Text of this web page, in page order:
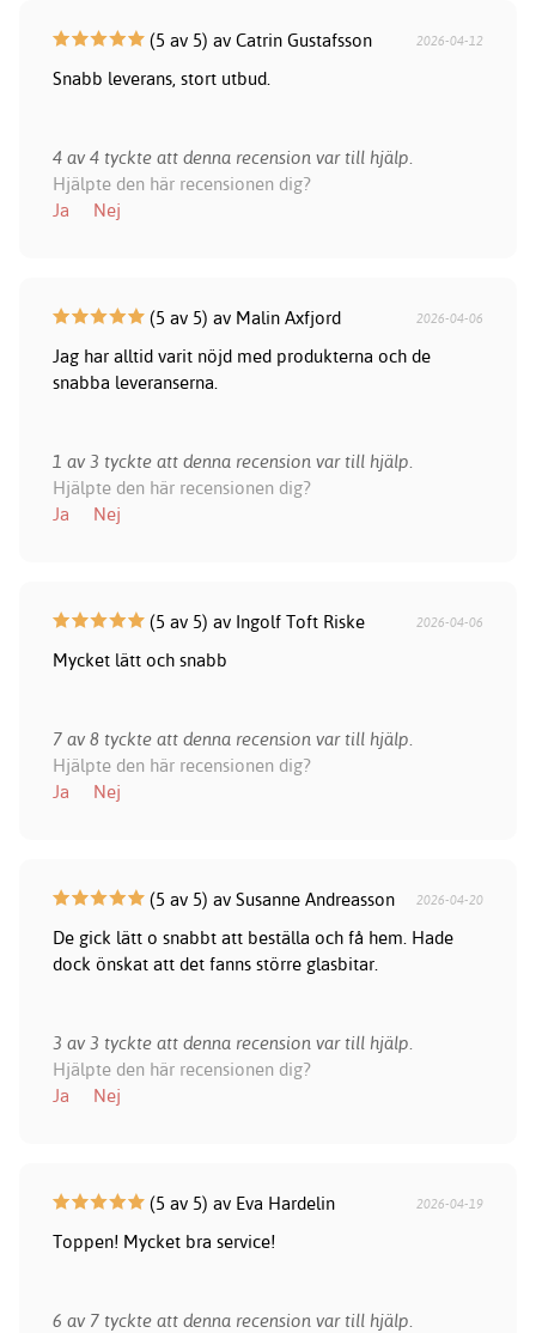
(5 av 5) av Catrin Gustafsson 2026-04-12
Snabb leverans, stort utbud.
4 av 4 tyckte att denna recension var till hjälp.
Hjälpte den här recensionen dig?
Ja
Nej
(5 av 5) av Malin Axfjord 2026-04-06
Jag har alltid varit nöjd med produkterna och de
snabba leveranserna.
1 av 3 tyckte att denna recension var till hjälp.
Hjälpte den här recensionen dig?
Ja
Nej
(5 av 5) av Ingolf Toft Riske 2026-04-06
Mycket lätt och snabb
7 av 8 tyckte att denna recension var till hjälp.
Hjälpte den här recensionen dig?
Ja
Nej
(5 av 5) av Susanne Andreasson 2026-04-20
De gick lätt o snabbt att beställa och få hem. Hade
dock önskat att det fanns större glasbitar.
3 av 3 tyckte att denna recension var till hjälp.
Hjälpte den här recensionen dig?
Ja
Nej
(5 av 5) av Eva Hardelin 2026-04-19
Toppen! Mycket bra service!
6 av 7 tyckte att denna recension var till hjälp.